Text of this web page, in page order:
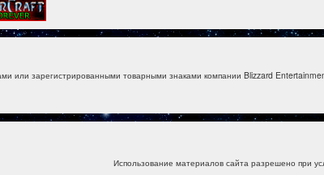
зарегистрированными товарными знаками компании Blizzard
Использование материалов сайта разрешено при